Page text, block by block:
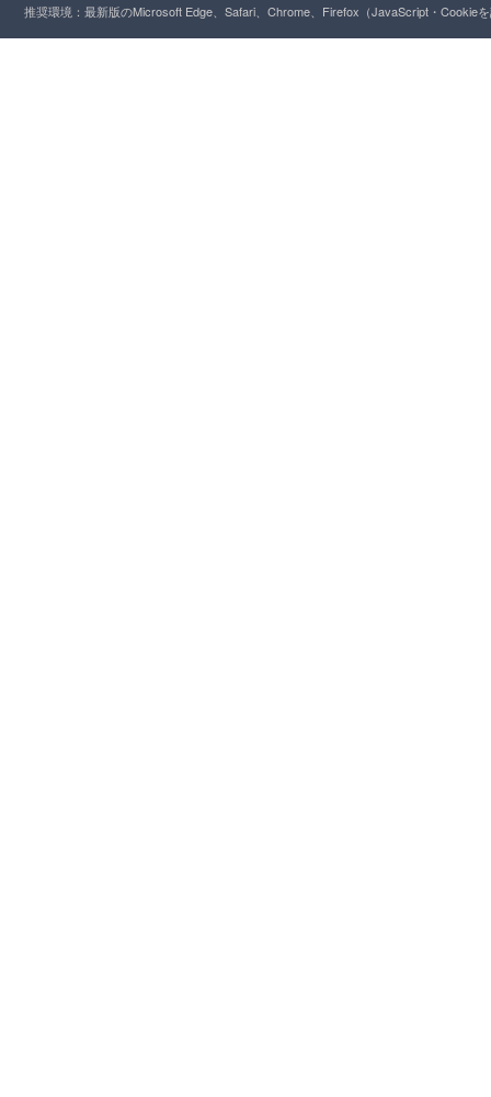
推奨環境：最新版のMicrosoft Edge、Safari、Chrome、Firefox（JavaScript・Cookie